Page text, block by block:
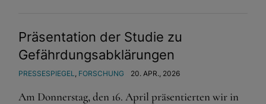
Präsentation der Studie zu
Gefährdungsabklärungen
PRESSESPIEGEL, FORSCHUNG 20. APR., 2026
Am Donnerstag, den 16. April präsentierten wir in